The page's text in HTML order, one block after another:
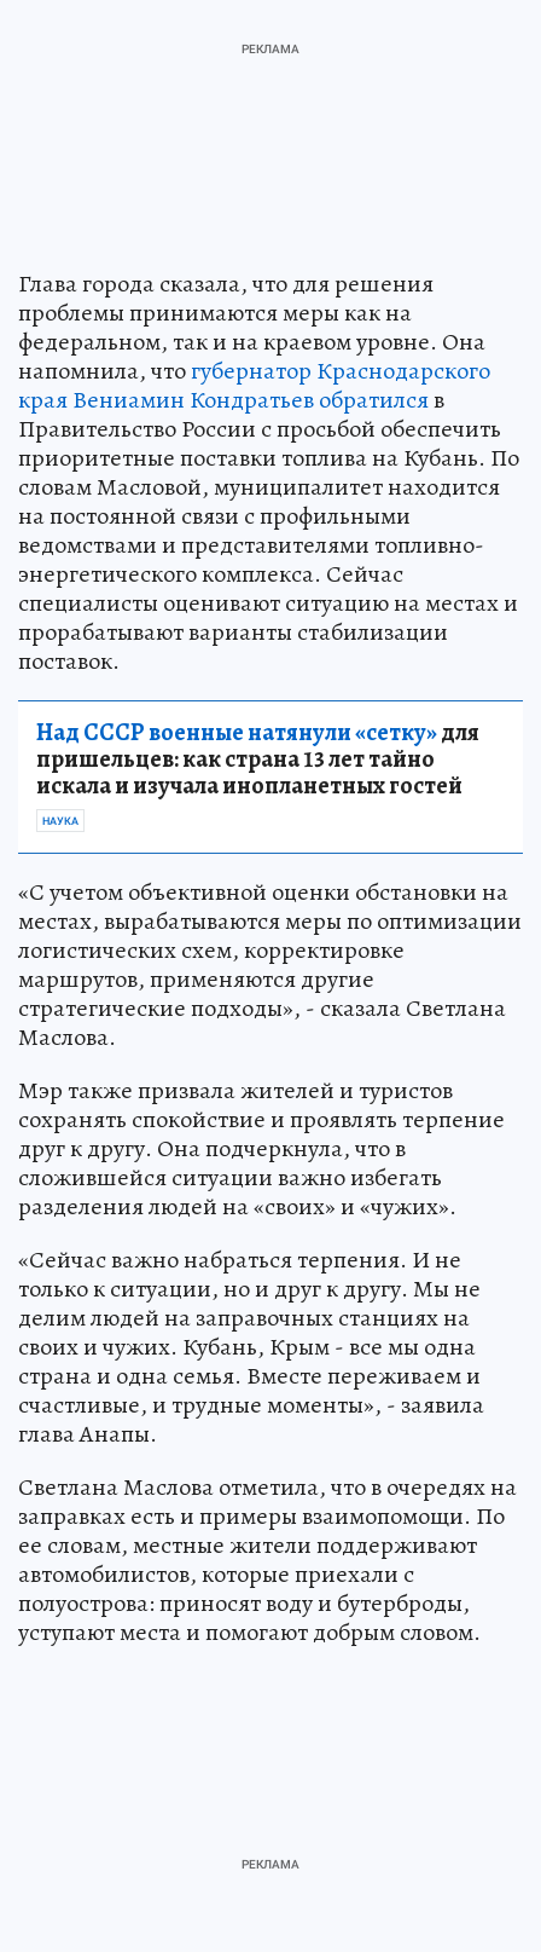
Глава города сказала, что для решения
проблемы принимаются меры как на
федеральном, так и на краевом уровне. Она
напомнила, чтогубернатор Краснодарского
края Вениамин Кондратьев обратилсяв
Правительство России с просьбой обеспечить
приоритетные поставки топлива на Кубань. По
словам Масловой, муниципалитет находится
на постоянной связи с профильными
ведомствами и представителями топливно-
энергетического комплекса. Сейчас
специалисты оценивают ситуацию на местах и
прорабатывают варианты стабилизации
поставок.
Над СССР военные натянули «сетку»для
пришельцев: как страна 13 лет тайно
искала и изучала инопланетных гостей
НАУКА
«С учетом объективной оценки обстановки на
местах, вырабатываются меры по оптимизации
логистических схем, корректировке
маршрутов, применяются другие
стратегические подходы», - сказала Светлана
Маслова.
Мэр также призвала жителей и туристов
сохранять спокойствие и проявлять терпение
друг к другу. Она подчеркнула, что в
сложившейся ситуации важно избегать
разделения людей на «своих» и «чужих».
«Сейчас важно набраться терпения. И не
только к ситуации, но и друг к другу. Мы не
делим людей на заправочных станциях на
своих и чужих. Кубань, Крым - все мы одна
страна и одна семья. Вместе переживаем и
счастливые, и трудные моменты», - заявила
глава Анапы.
Светлана Маслова отметила, что в очередях на
заправках есть и примеры взаимопомощи. По
ее словам, местные жители поддерживают
автомобилистов, которые приехали с
полуострова: приносят воду и бутерброды,
уступают места и помогают добрым словом.